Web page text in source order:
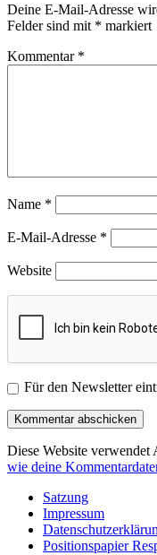
Deine E-Mail-Adresse
Felder sind mit * markiert
Kommentar *
Name *
E-Mail-Adresse *
Website
Für den Newsletter
Diese Website verwendet
wie deine
Satzung
Impressum
Positionspapier